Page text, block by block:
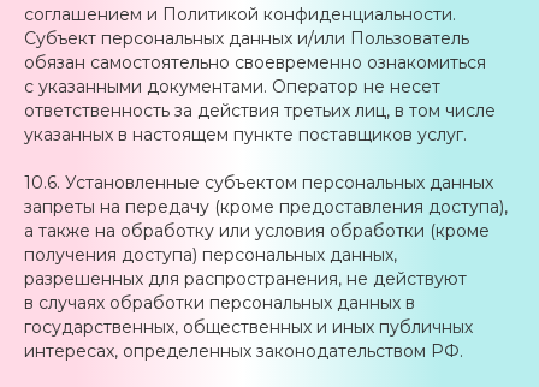
соглашением и Политикой конфиденциальности.
Субъект персональных данных и/или Пользователь
обязан самостоятельно своевременно ознакомиться
с указанными документами. Оператор не несет
ответственность за действия третьих лиц, в том числе
указанных в настоящем пункте поставщиков услуг.
10.6. Установленные субъектом персональных данных
запреты на передачу (кроме предоставления доступа),
а также на обработку или условия обработки (кроме
получения доступа) персональных данных,
разрешенных для распространения, не действуют
в случаях обработки персональных данных в
государственных, общественных и иных публичных
интересах, определенных законодательством РФ.